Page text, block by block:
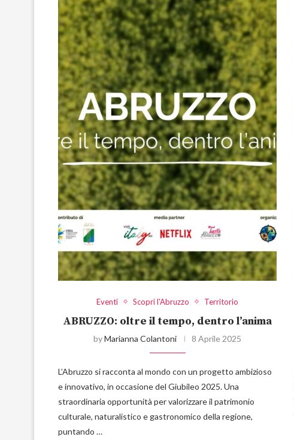
Eventi Scopri l'Abruzzo Territorio
ABRUZZO: oltre il tempo, dentro l’anima
byMarianna Colantoni 8 Aprile 2025
L’Abruzzo si racconta al mondo con un progetto ambizioso
e innovativo, in occasione del Giubileo 2025. Una
straordinaria opportunità per valorizzare il patrimonio
culturale, naturalistico e gastronomico della regione,
puntando …